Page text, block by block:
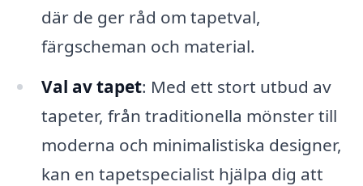
där de ger råd om tapetval,
färgscheman och material.
Val av tapet: Med ett stort utbud av
tapeter, från traditionella mönster till
moderna och minimalistiska designer,
kan en tapetspecialist hjälpa dig att